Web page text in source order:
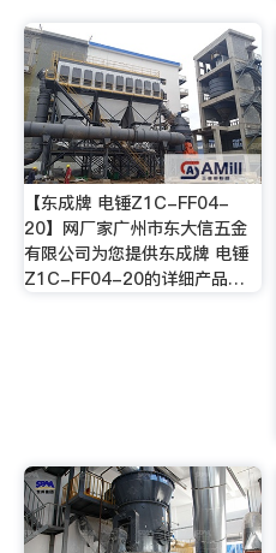
【东成牌 电锤Z1C-FF04-
20】网厂家广州市东大信五金
有限公司为您提供东成牌 电锤
Z1C-FF04-20的详细产品…